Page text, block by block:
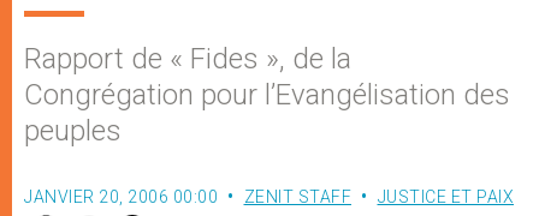
Rapport de « Fides », de la
Congrégation pour l’Evangélisation des
peuples
JANVIER 20, 2006 00:00 ZENIT STAFF JUSTICE ET PAIX